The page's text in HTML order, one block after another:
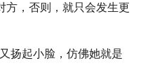
方，否则，就只会发生更
扬起小脸，仿佛她就是